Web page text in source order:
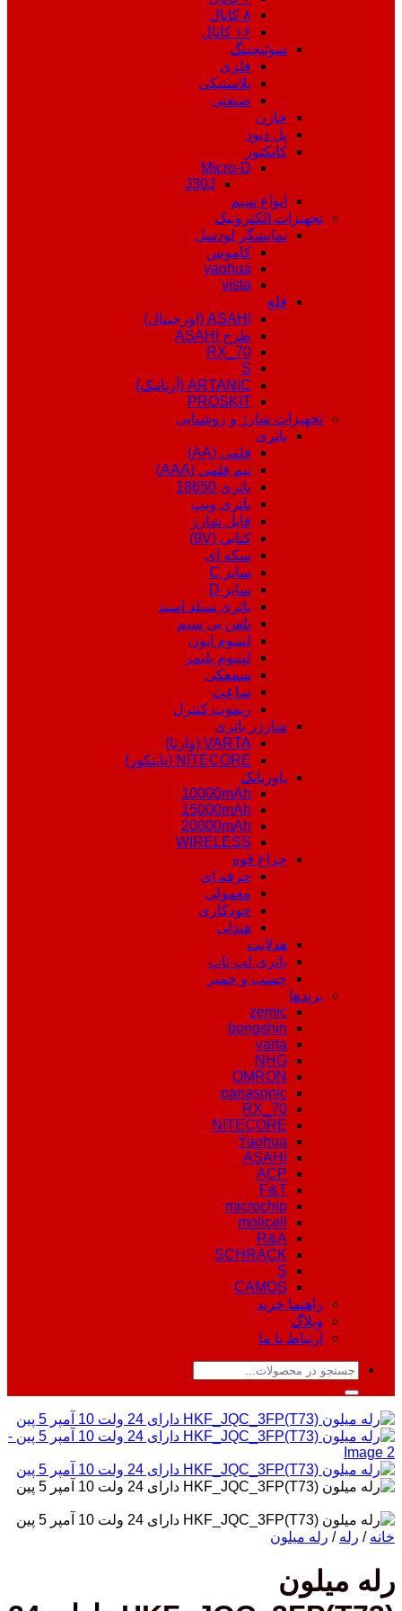
۸ کانال
۱۶ کانال
سوئیچینگ
فلزی
پلاستیکی
صنعتی
خازن
پل دیود
کانکتور
Micro-D
J30J
انواع سیم
تجهیزات الکترونیک
نمایشگر لودسل
کاموس
yaohua
vista
قلع
ASAHI (اورجینال)
طرح ASAHI
RX_70
S
ARTANIC (آرتانیک)
PROSKIT
تجهیزات شارژ و روشنایی
باتری
قلمی (AA)
نیم قلمی (AAA)
باتری 18650
باتری ویپ
قابل شارژ
کتابی (9V)
سکه ای
سایز C
سایز D
باتری سیلد اسید
تلفن بی سیم
لیتیوم ایون
لیتیوم پلیمر
سمعکی
ساعت
ریموت کنترل
شارژر باتری
VARTA (وارتا)
NITECORE (نایتکور)
پاوربانک
10000mAh
15000mAh
20000mAh
WIRELESS
چراغ قوه
حرفه ای
معمولی
خودکاری
هندلی
هدلایت
باتری لپ تاپ
چسب و خمیر
برندها
zemic
bongshin
varta
NHG
OMRON
panasonic
RX_70
NITECORE
Yaohua
ASAHI
ACP
F&T
microchip
molicell
R&A
SCHRACK
S
CAMOS
راهنما خرید
وبلاگ
ارتباط با ما
جستجو
خانه / رله / رله میلون
رله میلون